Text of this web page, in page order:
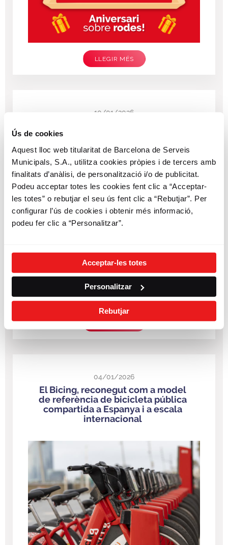
Ús de cookies
Aquest lloc web titularitat de Barcelona de Serveis
Municipals, S.A., utilitza cookies pròpies i de tercers amb
finalitats d’anàlisi, de personalització i/o de publicitat.
Podeu acceptar totes les cookies fent clic a “Acceptar-
les totes” o rebutjar el seu ús fent clic a “Rebutjar”. Per
configurar l’ús de cookies i obtenir més informació,
podeu fer clic a “Personalitzar”.
Acceptar-les totes
Personalitzar
Rebutjar
LLEGIR MÉS
10/01/2026
Curs de Mecànica de Bicicletes per
a dones en situació de
vulnerabilitat
LLEGIR MÉS
04/01/2026
El Bicing, reconegut com a model
de referència de bicicleta pública
compartida a Espanya i a escala
internacional